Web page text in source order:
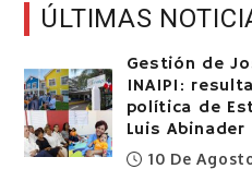
ÚLTIMAS
Gestión de
INAIPI:
política de
Luis Abinader
10 De